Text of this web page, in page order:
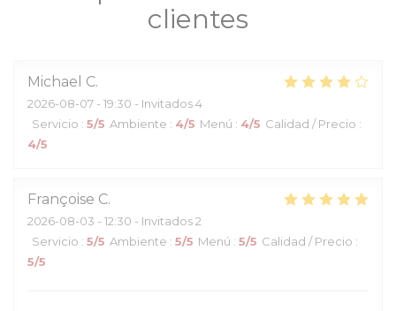
clientes
Michael C
2026-08-07 - 19:30 - Invitados 4
Servicio : 5/5 Ambiente : 4/5 Menú : 4/5 Calidad / Precio :
4/5
Françoise C
2026-08-03 - 12:30 - Invitados 2
Servicio : 5/5 Ambiente : 5/5 Menú : 5/5 Calidad / Precio :
5/5